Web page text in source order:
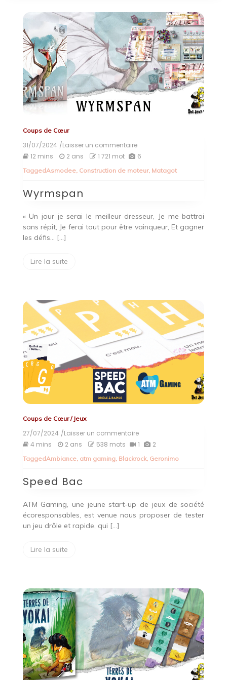
Coups de Cœur
31/07/2024 /Laisser un commentaireon
Wyrmspan
12 mins 2 ans 1 721 mot 6
TaggedAsmodee, Construction de moteur, Matagot
Wyrmspan
« Un jour je serai le meilleur dresseur, Je me battrai
sans répit, Je ferai tout pour être vainqueur, Et gagner
les défis… […]
Lire la suite
Coups de Cœur/ Jeux
27/07/2024 /Laisser un commentaireon
Speed
4 mins 2 ans 538 mots 1 2
TaggedAmbiance, atm gaming, Blackrock, Geronimo
Speed Bac
ATM Gaming, une jeune start-up de jeux de société
écoresponsables, est venue nous proposer de tester
un jeu drôle et rapide, qui […]
Lire la suite